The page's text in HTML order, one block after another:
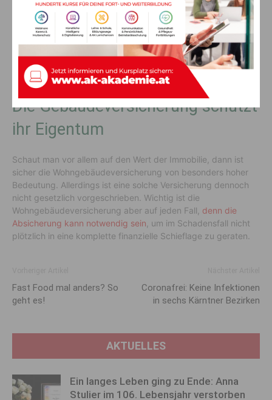
Schäden am Gebäude und dazugehörigen Teilen. Die Möbel
und auch andere Gegenstände im Haus kann man
entsprechend nur über eine Hausratversicherung absichern.
Dabei leistet eine solche Versicherung beispielsweise, wenn
das Inventar durch eine versicherte Gefahr beschädigt oder
zerstört wird.
Die Gebäudeversicherung schützt
ihr Eigentum
Schaut man vor allem auf den Wert der Immobilie, dann ist
sicher die Wohngebäudeversicherung von besonders hoher
Bedeutung. Allerdings ist eine solche Versicherung dennoch
nicht gesetzlich vorgeschrieben. Wichtig ist die
Wohngebäudeversicherung aber auf jeden Fall, denn die
Absicherung kann notwendig sein , um im Schadensfall nicht
plötzlich in eine komplette finanzielle Schieflage zu geraten.
Fast Food mal anders? So
geht es!
Coronafrei: Keine Infektionen
in sechs Kärntner Bezirken
AKTUELLES
Ein langes Leben ging zu Ende: Anna
Stulier im 106. Lebensjahr verstorben